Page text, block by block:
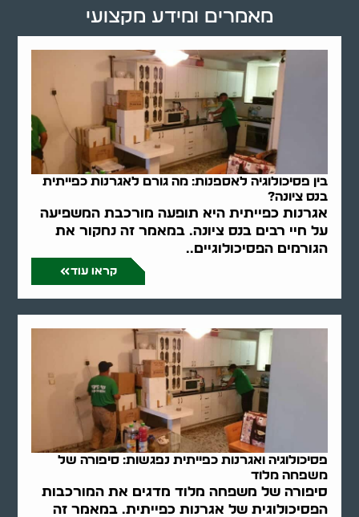
בין פסיכולוגיה לאספנות: מה גורם לאגרנות כפייתית
בנס ציונה?
אגרנות כפייתית היא תופעה מורכבת המשפיעה
על חיי רבים בנס ציונה. במאמר זה נחקור את
הגורמים הפסיכולוגיים..
קראו עוד
פסיכולוגיה ואגרנות כפייתית נפגשות: סיפורה של
משפחה מלוד
סיפורה של משפחה מלוד מדגים את המורכבות
הפסיכולוגית של אגרנות כפייתית. במאמר זה
מאמרים ומידע מקצועי